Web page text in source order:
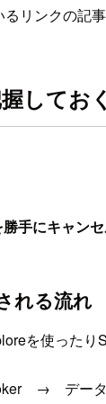
リンクの記
しておく
手にキャンセ
れる流れ
を使った
→ データ